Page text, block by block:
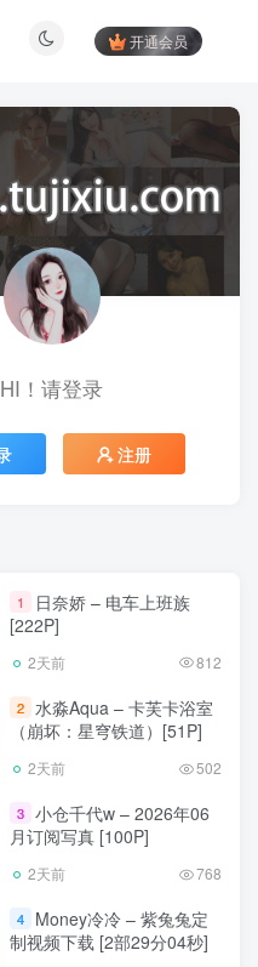
开通会员
HI！请登录
注册
1
日奈娇 – 电车上班族
[222P]
2天前 812
2
水淼Aqua – 卡芙卡浴室
（崩坏：星穹铁道）[51P]
2天前 502
3 小仓千代w – 2026年06
月订阅写真 [100P]
2天前 768
4
Money冷冷 – 紫兔兔定
制视频下载 [2部29分04秒]